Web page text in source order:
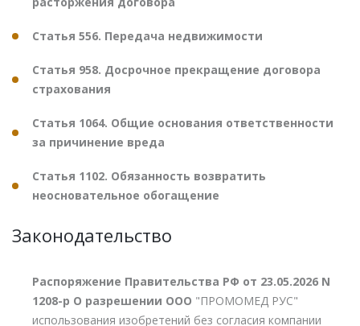
Статья 556. Передача недвижимости
Статья 958. Досрочное прекращение договора
страхования
Статья 1064. Общие основания ответственности
за причинение вреда
Статья 1102. Обязанность возвратить
неосновательное обогащение
Законодательство
Распоряжение Правительства РФ от 23.05.2026 N
1208-р О разрешении ООО "ПРОМОМЕД РУС"
использования изобретений без согласия компании